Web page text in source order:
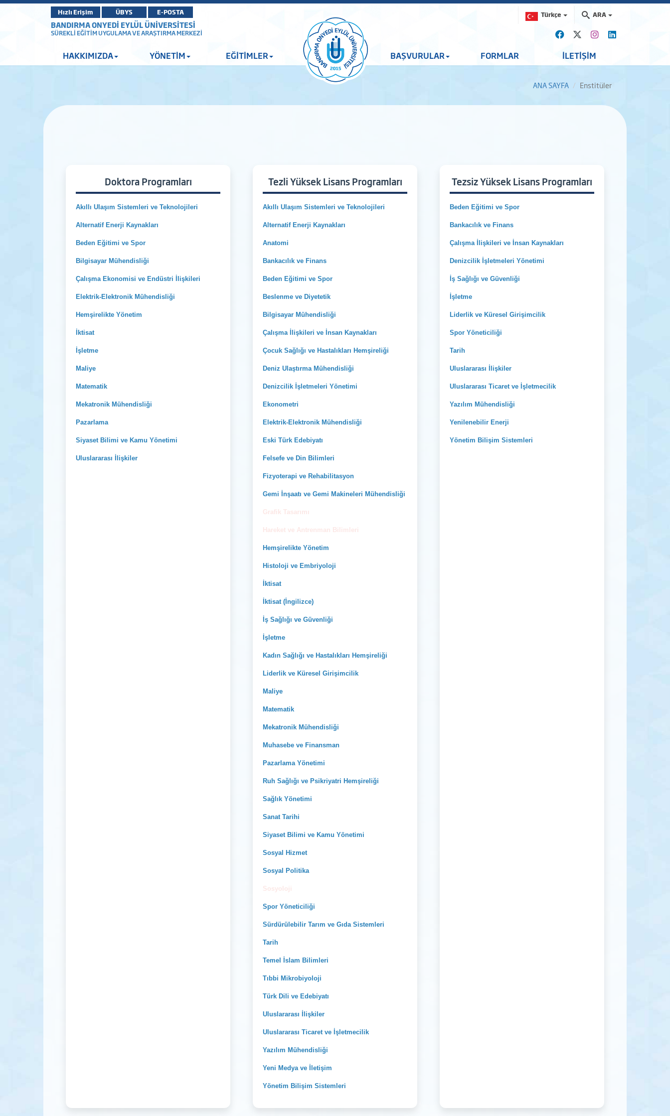
Hızlı Erişim ÜBYS E-POSTA Türkçe ARA
BANDIRMA ONYEDİ EYLÜL ÜNİVERSİTESİ
SÜREKLİ EĞİTİM UYGULAMA VE ARAŞTIRMA MERKEZİ
HAKKIMIZDA YÖNETİM EĞİTİMLER BAŞVURULAR FORMLAR İLETİŞİM
ANA SAYFA Enstitüler
Doktora Programları
Akıllı Ulaşım Sistemleri ve Teknolojileri
Alternatif Enerji Kaynakları
Beden Eğitimi ve Spor
Bilgisayar Mühendisliği
Çalışma Ekonomisi ve Endüstri İlişkileri
Elektrik-Elektronik Mühendisliği
Hemşirelikte Yönetim
İktisat
İşletme
Maliye
Matematik
Mekatronik Mühendisliği
Pazarlama
Siyaset Bilimi ve Kamu Yönetimi
Uluslararası İlişkiler
Tezli Yüksek Lisans Programları
Akıllı Ulaşım Sistemleri ve Teknolojileri
Alternatif Enerji Kaynakları
Anatomi
Bankacılık ve Finans
Beden Eğitimi ve Spor
Beslenme ve Diyetetik
Bilgisayar Mühendisliği
Çalışma İlişkileri ve İnsan Kaynakları
Çocuk Sağlığı ve Hastalıkları Hemşireliği
Deniz Ulaştırma Mühendisliği
Denizcilik İşletmeleri Yönetimi
Ekonometri
Elektrik-Elektronik Mühendisliği
Eski Türk Edebiyatı
Felsefe ve Din Bilimleri
Fizyoterapi ve Rehabilitasyon
Gemi İnşaatı ve Gemi Makineleri Mühendisliği
Grafik Tasarımı
Hareket ve Antrenman Bilimleri
Hemşirelikte Yönetim
Histoloji ve Embriyoloji
İktisat
İktisat (İngilizce)
İş Sağlığı ve Güvenliği
İşletme
Kadın Sağlığı ve Hastalıkları Hemşireliği
Liderlik ve Küresel Girişimcilik
Maliye
Matematik
Mekatronik Mühendisliği
Muhasebe ve Finansman
Pazarlama Yönetimi
Ruh Sağlığı ve Psikriyatri Hemşireliği
Sağlık Yönetimi
Sanat Tarihi
Siyaset Bilimi ve Kamu Yönetimi
Sosyal Hizmet
Sosyal Politika
Sosyoloji
Spor Yöneticiliği
Sürdürülebilir Tarım ve Gıda Sistemleri
Tarih
Temel İslam Bilimleri
Tıbbi Mikrobiyoloji
Türk Dili ve Edebiyatı
Uluslararası İlişkiler
Uluslararası Ticaret ve İşletmecilik
Yazılım Mühendisliği
Yeni Medya ve İletişim
Yönetim Bilişim Sistemleri
Tezsiz Yüksek Lisans Programları
Beden Eğitimi ve Spor
Bankacılık ve Finans
Çalışma İlişkileri ve İnsan Kaynakları
Denizcilik İşletmeleri Yönetimi
İş Sağlığı ve Güvenliği
İşletme
Liderlik ve Küresel Girişimcilik
Spor Yöneticiliği
Tarih
Uluslararası İlişkiler
Uluslararası Ticaret ve İşletmecilik
Yazılım Mühendisliği
Yenilenebilir Enerji
Yönetim Bilişim Sistemleri